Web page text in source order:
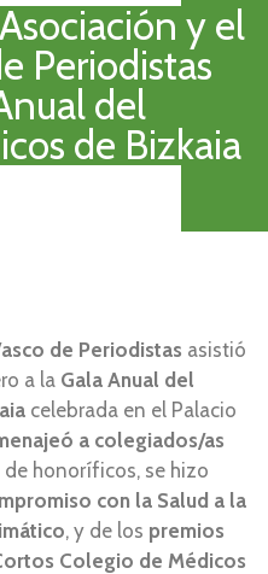
y el
Periodistas
del
de Bizkaia
de Periodistas asistió
a la Gala Anual del
celebrada en el Palacio
a colegiados/as
honoríficos, se hizo
con la Salud a la
, y de los premios
Colegio de Médicos